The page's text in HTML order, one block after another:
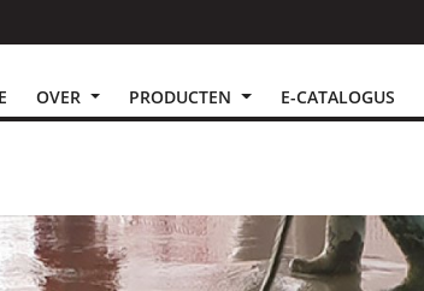
OVER PRODUCTEN E-CATALOGUS